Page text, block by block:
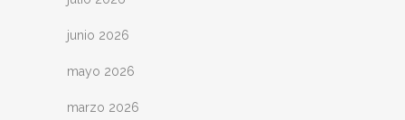
junio 2026
mayo 2026
marzo 2026